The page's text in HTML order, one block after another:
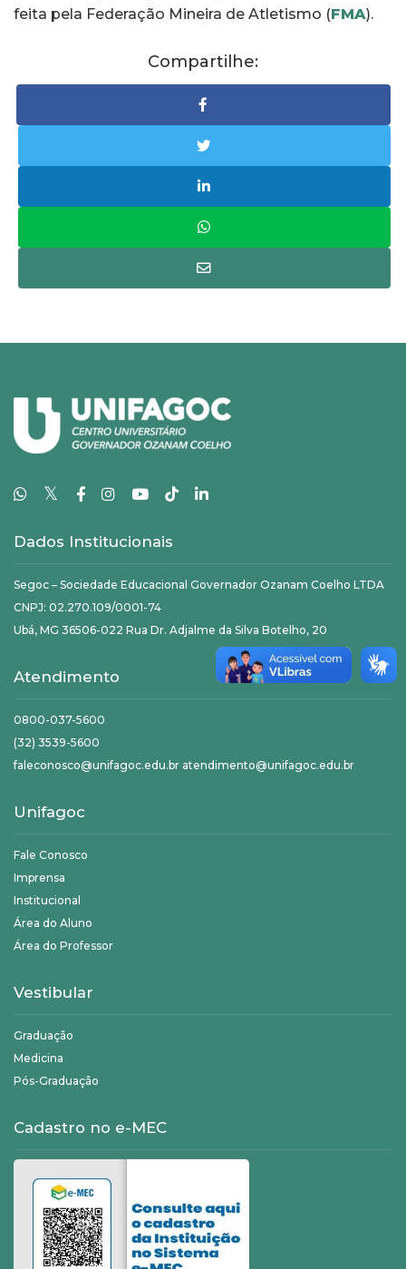
feita pela Federação Mineira de Atletismo (FMA).
Compartilhe:
𝕏
Dados Institucionais
Segoc – Sociedade Educacional Governador Ozanam Coelho LTDA
CNPJ: 02.270.109/0001-74
Ubá, MG 36506-022 Rua Dr. Adjalme da Silva Botelho, 20
Atendimento
0800-037-5600
(32) 3539-5600
faleconosco@unifagoc.edu.br atendimento@unifagoc.edu.br
Unifagoc
Fale Conosco
Imprensa
Institucional
Área do Aluno
Área do Professor
Vestibular
Graduação
Medicina
Pós-Graduação
Cadastro no e-MEC